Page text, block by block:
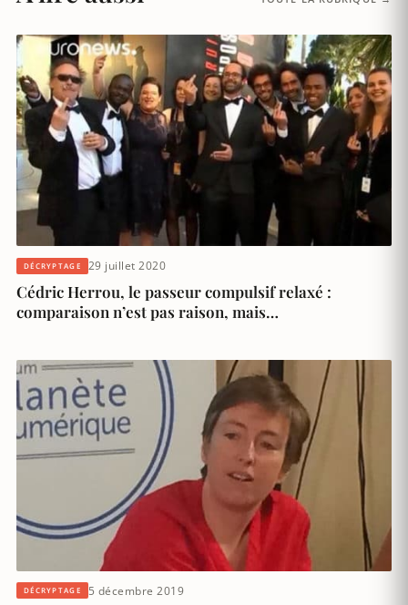
DÉCRYPTAGE 29 juillet 2020
Cédric Herrou, le passeur compulsif relaxé :
comparaison n’est pas raison, mais…
DÉCRYPTAGE 5 décembre 2019